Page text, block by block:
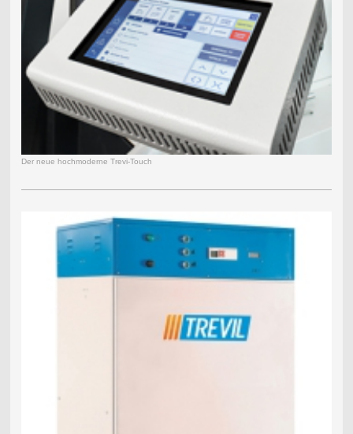
Der neue hochmoderne Trevi-Touch